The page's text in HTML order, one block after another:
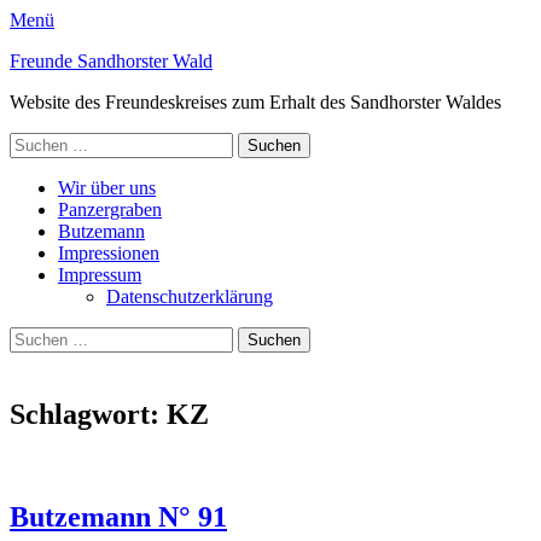
Menü
Freunde Sandhorster Wald
Website des Freundeskreises zum Erhalt des Sandhorster Waldes
Suche
nach:
Primäres
Menü
Zum
Inhalt
springen
Wir über uns
Panzergraben
Butzemann
Impressionen
Impressum
Datenschutzerklärung
Suchen
Suche
nach:
Schlagwort: KZ
Butzemann N° 91